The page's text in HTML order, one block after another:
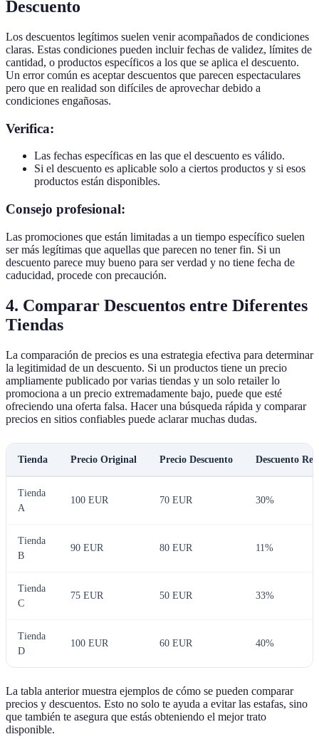
Descuento
Los descuentos legítimos suelen venir acompañados de condiciones
claras. Estas condiciones pueden incluir fechas de validez, límites de
cantidad, o productos específicos a los que se aplica el descuento.
Un error común es aceptar descuentos que parecen espectaculares
pero que en realidad son difíciles de aprovechar debido a
condiciones engañosas.
Verifica:
Las fechas específicas en las que el descuento es válido.
Si el descuento es aplicable solo a ciertos productos y si esos
productos están disponibles.
Consejo profesional:
Las promociones que están limitadas a un tiempo específico suelen
ser más legítimas que aquellas que parecen no tener fin. Si un
descuento parece muy bueno para ser verdad y no tiene fecha de
caducidad, procede con precaución.
4. Comparar Descuentos entre Diferentes
Tiendas
La comparación de precios es una estrategia efectiva para determinar
la legitimidad de un descuento. Si un productos tiene un precio
ampliamente publicado por varias tiendas y un solo retailer lo
promociona a un precio extremadamente bajo, puede que esté
ofreciendo una oferta falsa. Hacer una búsqueda rápida y comparar
precios en sitios confiables puede aclarar muchas dudas.
Tienda Precio Original Precio Descuento Descuento
Tienda
A
100 EUR 70 EUR 30%
Tienda
B
90 EUR 80 EUR 11%
Tienda
C
75 EUR 50 EUR 33%
Tienda
D
100 EUR 60 EUR 40%
La tabla anterior muestra ejemplos de cómo se pueden comparar
precios y descuentos. Esto no solo te ayuda a evitar las estafas, sino
que también te asegura que estás obteniendo el mejor trato
disponible.